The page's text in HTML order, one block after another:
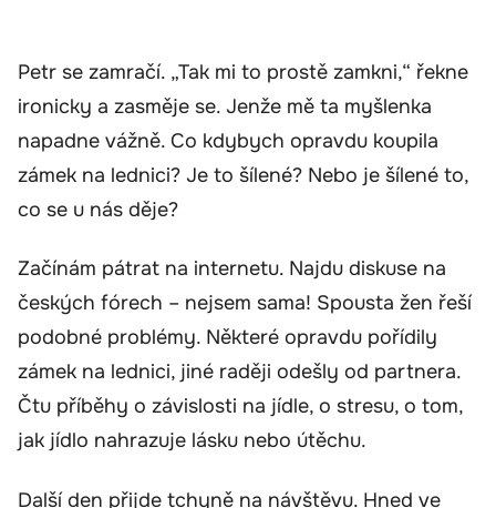
Petr se zamračí. „Tak mi to prostě zamkni,“ řekne
ironicky a zasměje se. Jenže mě ta myšlenka
napadne vážně. Co kdybych opravdu koupila
zámek na lednici? Je to šílené? Nebo je šílené to,
co se u nás děje?
Začínám pátrat na internetu. Najdu diskuse na
českých fórech – nejsem sama! Spousta žen řeší
podobné problémy. Některé opravdu pořídily
zámek na lednici, jiné raději odešly od partnera.
Čtu příběhy o závislosti na jídle, o stresu, o tom,
jak jídlo nahrazuje lásku nebo útěchu.
Další den přijde tchyně na návštěvu. Hned ve